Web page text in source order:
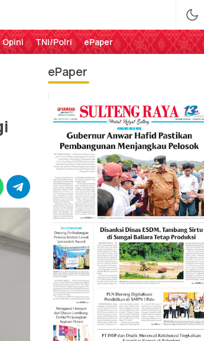
Opini TNI/Polri ePaper
ePaper